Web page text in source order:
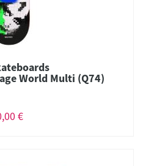
World Multi (Q74)
€